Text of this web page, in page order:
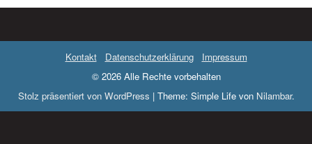
Kontakt Datenschutzerklärung
Impressum
© 2026 Alle Rechte vorbehalten
Stolz präsentiert von WordPress | Theme: Simple Life von Nilambar.